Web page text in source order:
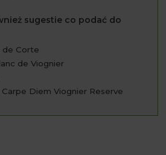
sugestie co podać do
de Corte
de Viognier
Diem Viognier Reserve